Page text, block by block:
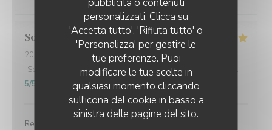
personalizzati. Clicca su
'Accetta tutto', 'Rifiuta tutto' o
'Personalizza' per gestire le
tue preferenze. Puoi
modificare le tue scelte in
qualsiasi momento cliccando
sull'icona del cookie in basso a
sinistra delle pagine del sito.
Solange A
2025-10-22
- 12:30 - Ospiti 2
Servizio
Atmosfera: 5/5 Cucina:5/5 Qualità / Prezzo
5/5
Repas excellent, serveuses très gracieuses